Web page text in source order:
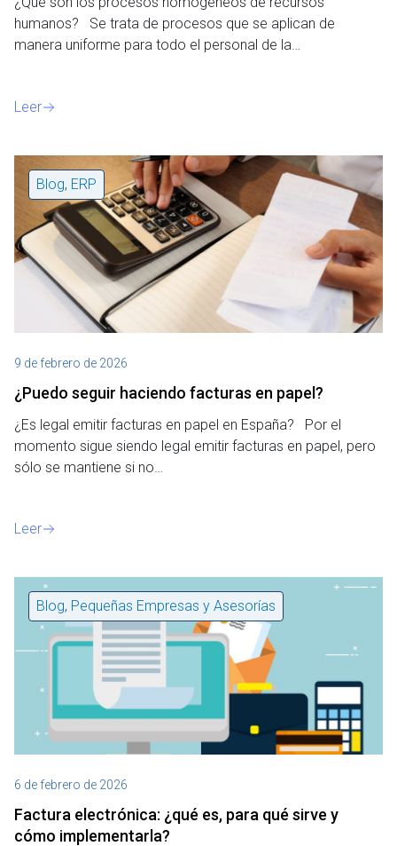
n
t
humanos? Se trata de procesos que se aplican de
manera uniforme para todo el personal de la…
Leer
Blog, ERP
9 de febrero de 2026
¿Puedo seguir haciendo facturas en papel?
¿Es legal emitir facturas en papel en España? Por el
momento sigue siendo legal emitir facturas en papel, pero
sólo se mantiene si no…
Leer
Blog, Pequeñas Empresas y Asesorías
6 de febrero de 2026
Factura electrónica: ¿qué es, para qué sirve y
cómo implementarla?